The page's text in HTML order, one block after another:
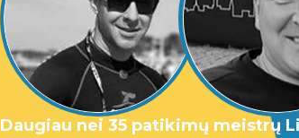
Daugiau nei 35 patikimų meistrų